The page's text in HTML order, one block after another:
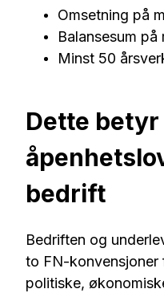
Omsetning på
Balansesum
Minst 50
Dette
bedrift
Bedriften og
to FN-konvensjoner
politiske,